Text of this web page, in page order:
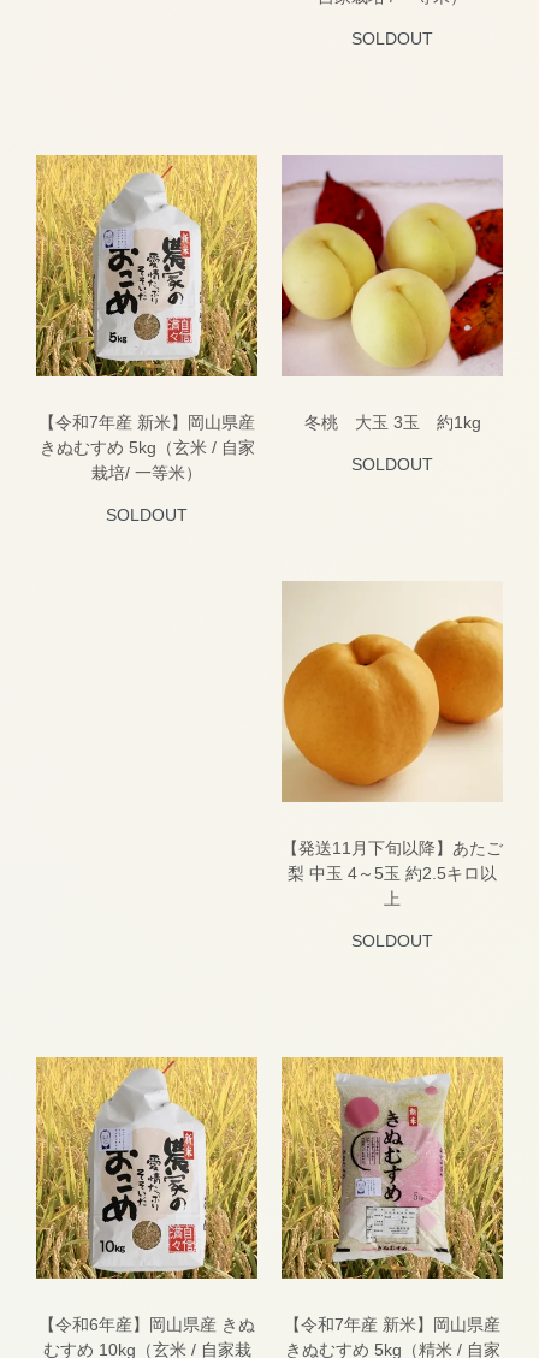
SOLDOUT
【令和7年産 新米】岡山県産
きぬむすめ 5kg（玄米 / 自家
栽培/ 一等米）
SOLDOUT
冬桃 大玉 3玉 約1kg
SOLDOUT
【発送11月下旬以降】あたご
梨 中玉 4～5玉 約2.5キロ以
上
SOLDOUT
【令和6年産】岡山県産 きぬ
むすめ 10kg（玄米 / 自家栽
【令和7年産 新米】岡山県産
きぬむすめ 5kg（精米 / 自家